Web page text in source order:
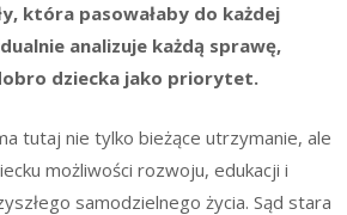
która pasowałaby do każdej
analizuje każdą sprawę,
dziecka jako priorytet.
tutaj nie tylko bieżące utrzymanie, ale
możliwości rozwoju, edukacji i
samodzielnego życia. Sąd stara